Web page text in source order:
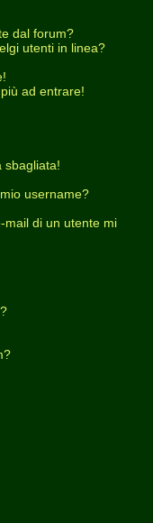
dal forum?
utenti in linea?
ad entrare!
sbagliata!
username?
mail di un utente mi